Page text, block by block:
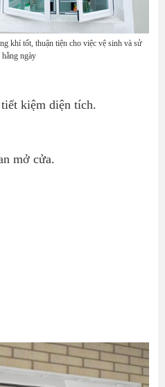
khí tốt, thuận tiện cho việc vệ sinh và sử
hằng ngày
kiệm diện tích.
mở cửa.